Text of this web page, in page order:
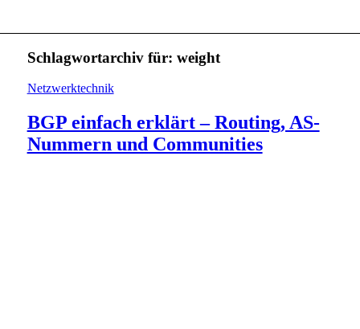
Schlagwortarchiv für: weight
Netzwerktechnik
BGP einfach erklärt – Routing, AS-
Nummern und Communities